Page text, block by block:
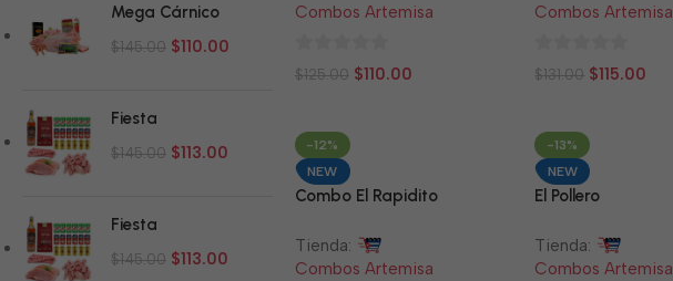
Mega Cárnico
$145.00 $110.00
Fiesta
$145.00 $113.00
Fiesta
$145.00 $113.00
Combos Artemisa
0
$125.00 $110.00
Combos Artemisa
0
$131.00 $115.00
-12%
NEW
Combo El Rapidito
Tienda:
Combos Artemisa
-13%
NEW
El Pollero
Tienda:
Combos Artemisa